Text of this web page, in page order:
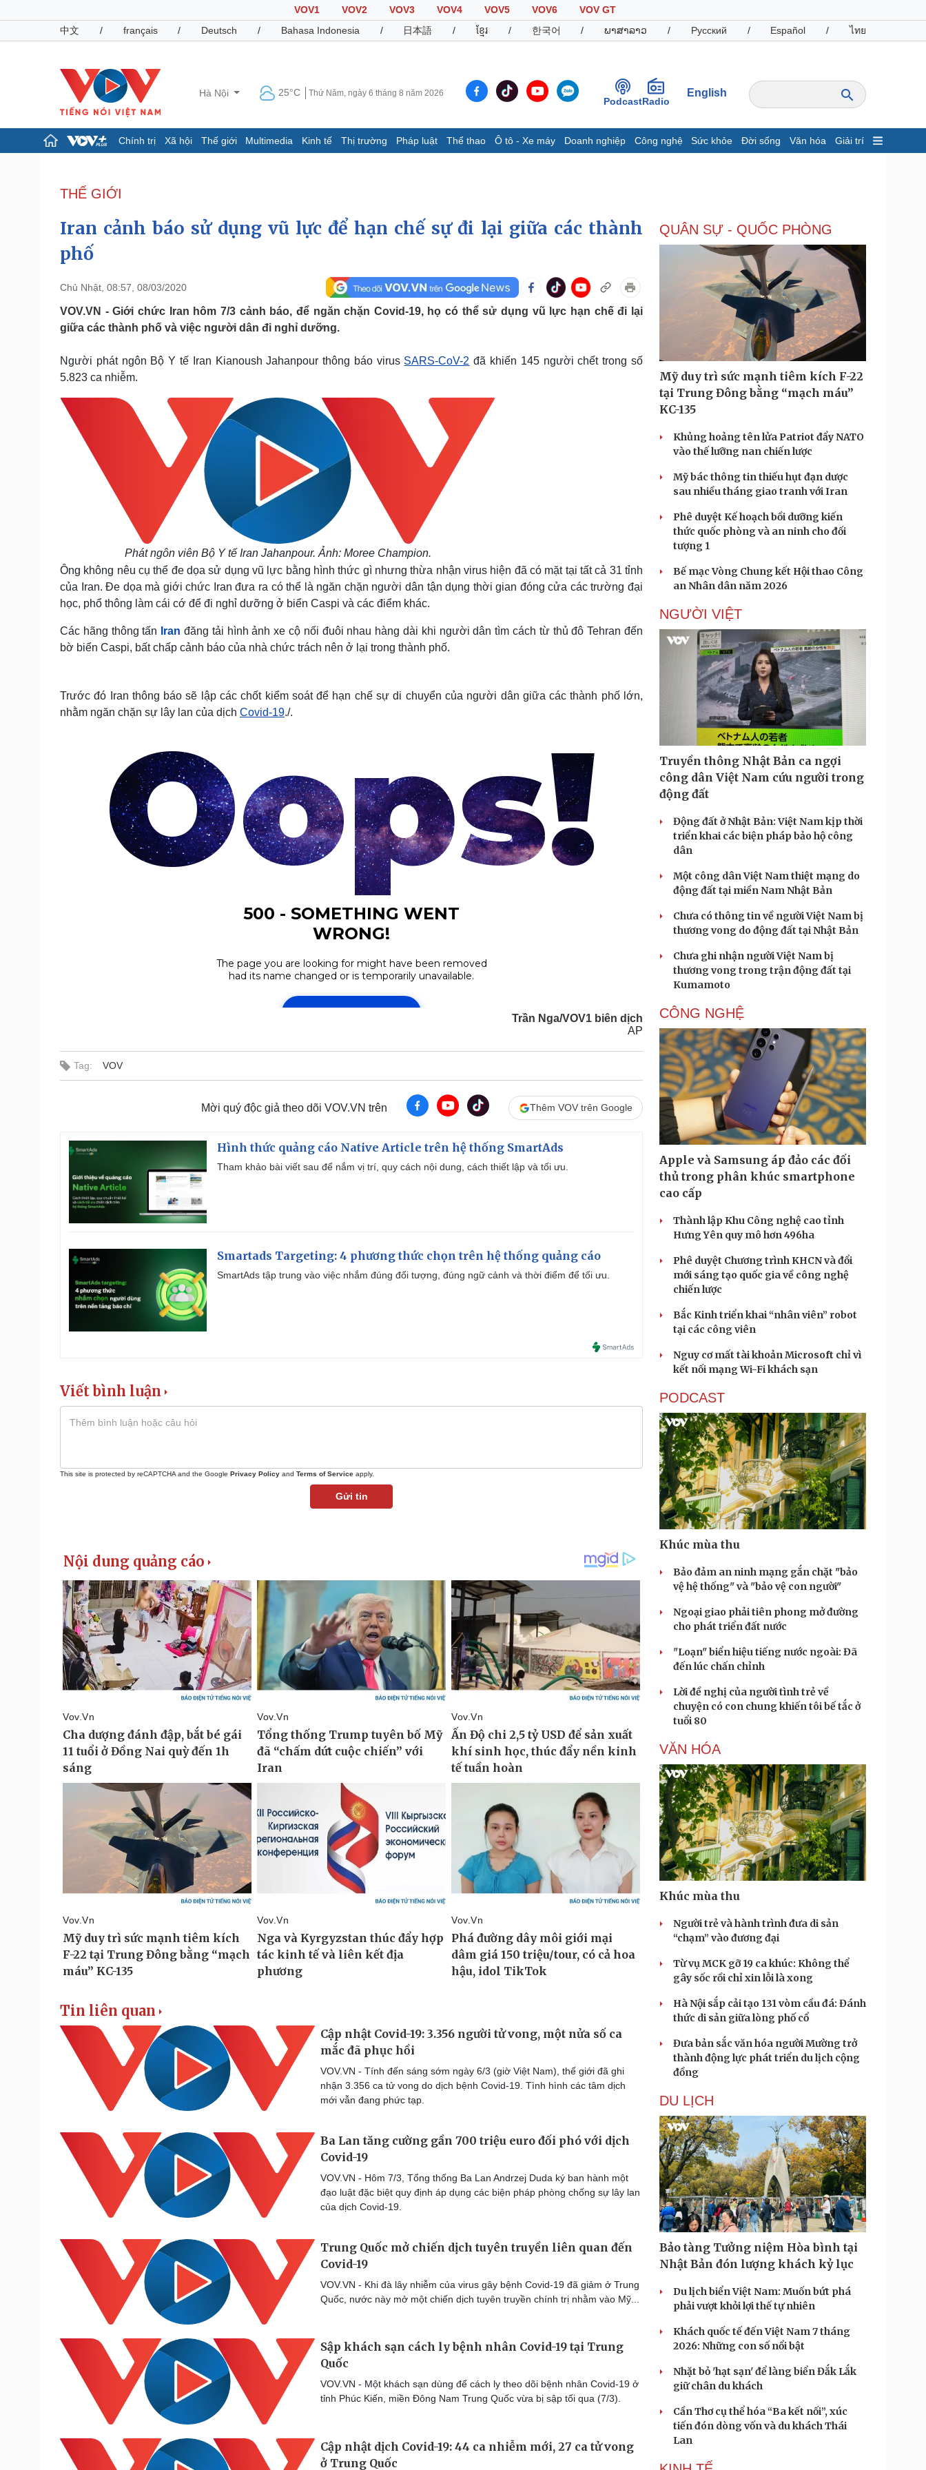
VOV1 VOV2 VOV3 VOV4 VOV5 VOV6
VOV GT
中文
/ français / Deutsch / Bahasa Indonesia / 日本語 / ខ្មែរ / 한국어 / ພາສາລາວ / Русский / Español / ไทย
Hà Nội 25°C Thứ Năm, ngày 6 tháng 8 năm 2026
PodcastRadio
English
Chính trị Xã hội Thế giới Multimedia Kinh tế Thị trường Pháp luật Thể thao Ô tô - Xe máy Doanh nghiệp Công nghệ Sức khỏe Đời sống Văn hóa Giải trí
Đảng
Tổ chức nhân sự
Nhận diện sự thật
Giáo dục
Dấu ấn VOV
Hồ sơ
Infographic
Chứng khoán
Giá cà phê
Pháp luật
Tin nóng
Tư vấn luật
Việt Nam
Phân tích
Thể thao
Lịch thi đấu bóng đá
Thế giới thể thao
Hậu trường
Ô tô - Xe máy
Xe máy
Doanh nghiệp
Doanh nghiệp 24h
Công nghệ
Sành điệu
Tin Công nghệ
Trải nghiệm
Chuyển đổi số
Sức khỏe
Dinh dưỡng - món ngon
Cây thuốc
Sản phụ khoa
Nhi khoa
Nam khoa
Làm đẹp - giảm cân
Phòng mạch online
Ăn sạch sống khỏe
Nhà đẹp
Tình yêu - Gia đình
Sân khấu - Điện ảnh
Âm nhạc
Di sản
Nghệ sĩ
Thời trang
Sao Việt
Podcast
Câu chuyện thời sự
Cửa sổ tình yêu
Kể chuyện cho bé
Hạt giống tâm hồn
THẾ GIỚI
Iran cảnh báo sử dụng vũ lực để hạn chế sự đi lại giữa các thành
phố
Chủ Nhật, 08:57, 08/03/2020
VOV.VN - Giới chức Iran hôm 7/3 cảnh báo, để ngăn chặn Covid-19, họ có thể sử dụng vũ lực hạn chế đi lại
giữa các thành phố và việc người dân đi nghỉ dưỡng.
Người phát ngôn Bộ Y tế Iran Kianoush Jahanpour thông báo virus SARS-CoV-2 đã khiến 145 người chết trong số
5.823 ca nhiễm.
Phát ngôn viên Bộ Y tế Iran Jahanpour. Ảnh: Moree Champion.
Ông không nêu cụ thể đe dọa sử dụng vũ lực bằng hình thức gì nhưng thừa nhận virus hiện đã có mặt tại tất cả 31 tỉnh
của Iran. Đe dọa mà giới chức Iran đưa ra có thể là ngăn chặn người dân tận dụng thời gian đóng cửa các trường đại
học, phổ thông làm cái cớ để đi nghỉ dưỡng ở biển Caspi và các điểm khác.
Các hãng thông tấn Iran đăng tải hình ảnh xe cộ nối đuôi nhau hàng dài khi người dân tìm cách từ thủ đô Tehran đến
bờ biển Caspi, bất chấp cảnh báo của nhà chức trách nên ở lại trong thành phố.
Trước đó Iran thông báo sẽ lập các chốt kiểm soát để hạn chế sự di chuyển của người dân giữa các thành phố lớn,
nhằm ngăn chặn sự lây lan của dịch Covid-19./.
Trần Nga/VOV1 biên dịch
AP
Tag: VOV
Mời quý độc giả theo dõi VOV.VN trên Thêm VOV trên Google
Hình thức quảng cáo Native Article trên hệ thống SmartAds
Tham khảo bài viết sau để nắm vị trí, quy cách nội dung, cách thiết lập và tối ưu.
Smartads Targeting: 4 phương thức chọn trên hệ thống quảng cáo
SmartAds tập trung vào việc nhắm đúng đối tượng, đúng ngữ cảnh và thời điểm để tối ưu.
Viết bình luận
This site is protected by reCAPTCHA and the Google Privacy Policy and Terms of Service apply.
Gửi tin
Tin liên quan
Cập nhật Covid-19: 3.356 người tử vong, một nửa số ca
mắc đã phục hồi
VOV.VN - Tính đến sáng sớm ngày 6/3 (giờ Việt Nam), thế giới đã ghi
nhận 3.356 ca tử vong do dịch bệnh Covid-19. Tình hình các tâm dịch
mới vẫn đang phức tạp.
Ba Lan tăng cường gần 700 triệu euro đối phó với dịch
Covid-19
VOV.VN - Hôm 7/3, Tổng thống Ba Lan Andrzej Duda ký ban hành một
đạo luật đặc biệt quy định áp dụng các biện pháp phòng chống sự lây lan
của dịch Covid-19.
Trung Quốc mở chiến dịch tuyên truyền liên quan đến
Covid-19
VOV.VN - Khi đà lây nhiễm của virus gây bệnh Covid-19 đã giảm ở Trung
Quốc, nước này mở một chiến dịch tuyên truyền chính trị nhằm vào Mỹ...
Sập khách sạn cách ly bệnh nhân Covid-19 tại Trung
Quốc​
VOV.VN - Một khách sạn dùng để cách ly theo dõi bệnh nhân Covid-19 ở
tỉnh Phúc Kiến, miền Đông Nam Trung Quốc vừa bị sập tối qua (7/3).
Cập nhật dịch Covid-19: 44 ca nhiễm mới, 27 ca tử vong
ở Trung Quốc
QUÂN SỰ - QUỐC PHÒNG
Mỹ duy trì sức mạnh tiêm kích F-22
tại Trung Đông bằng “mạch máu”
KC-135
Khủng hoảng tên lửa Patriot đẩy NATO
vào thế lưỡng nan chiến lược
Mỹ bác thông tin thiếu hụt đạn dược
sau nhiều tháng giao tranh với Iran
Phê duyệt Kế hoạch bồi dưỡng kiến
thức quốc phòng và an ninh cho đối
tượng 1
Bế mạc Vòng Chung kết Hội thao Công
an Nhân dân năm 2026
NGƯỜI VIỆT
Truyền thông Nhật Bản ca ngợi
công dân Việt Nam cứu người trong
động đất
Động đất ở Nhật Bản: Việt Nam kịp thời
triển khai các biện pháp bảo hộ công
dân
Một công dân Việt Nam thiệt mạng do
động đất tại miền Nam Nhật Bản
Chưa có thông tin về người Việt Nam bị
thương vong do động đất tại Nhật Bản
Chưa ghi nhận người Việt Nam bị
thương vong trong trận động đất tại
Kumamoto
CÔNG NGHỆ
Apple và Samsung áp đảo các đối
thủ trong phân khúc smartphone
cao cấp
Thành lập Khu Công nghệ cao tỉnh
Hưng Yên quy mô hơn 496ha
Phê duyệt Chương trình KHCN và đổi
mới sáng tạo quốc gia về công nghệ
chiến lược
Bắc Kinh triển khai “nhân viên” robot
tại các công viên
Nguy cơ mất tài khoản Microsoft chỉ vì
kết nối mạng Wi-Fi khách sạn
PODCAST
Khúc mùa thu
Bảo đảm an ninh mạng gắn chặt "bảo
vệ hệ thống" và "bảo vệ con người"
Ngoại giao phải tiên phong mở đường
cho phát triển đất nước
"Loạn" biển hiệu tiếng nước ngoài: Đã
đến lúc chấn chỉnh
Lời đề nghị của người tình trẻ về
chuyện có con chung khiến tôi bế tắc ở
tuổi 80
VĂN HÓA
Khúc mùa thu
Người trẻ và hành trình đưa di sản
“chạm” vào đương đại
Từ vụ MCK gỡ 19 ca khúc: Không thể
gây sốc rồi chỉ xin lỗi là xong
Hà Nội sắp cải tạo 131 vòm cầu đá: Đánh
thức di sản giữa lòng phố cổ
Đưa bản sắc văn hóa người Mường trở
thành động lực phát triển du lịch cộng
đồng
DU LỊCH
Bảo tàng Tưởng niệm Hòa bình tại
Nhật Bản đón lượng khách kỷ lục
Du lịch biển Việt Nam: Muốn bứt phá
phải vượt khỏi lợi thế tự nhiên
Khách quốc tế đến Việt Nam 7 tháng
2026: Những con số nổi bật
Nhặt bỏ 'hạt sạn' để làng biển Đắk Lắk
giữ chân du khách
Cần Thơ cụ thể hóa “Ba kết nối”, xúc
tiến đón dòng vốn và du khách Thái
Lan